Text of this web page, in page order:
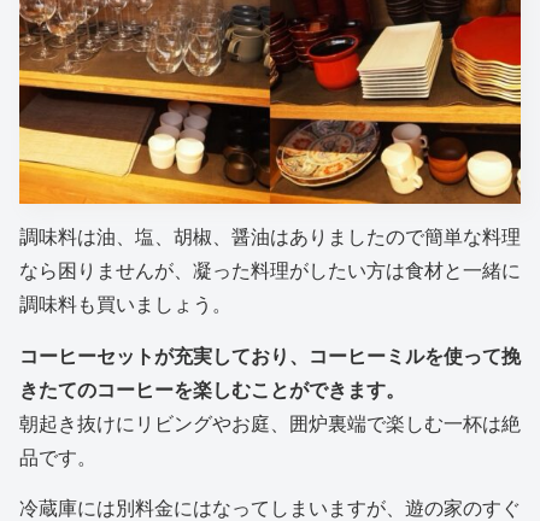
調味料は油、塩、胡椒、醤油はありましたので簡単な料理
なら困りませんが、凝った料理がしたい方は食材と一緒に
調味料も買いましょう。
コーヒーセットが充実しており、コーヒーミルを使って挽
きたてのコーヒーを楽しむことができます。
朝起き抜けにリビングやお庭、囲炉裏端で楽しむ一杯は絶
品です。
冷蔵庫には別料金にはなってしまいますが、遊の家のすぐ